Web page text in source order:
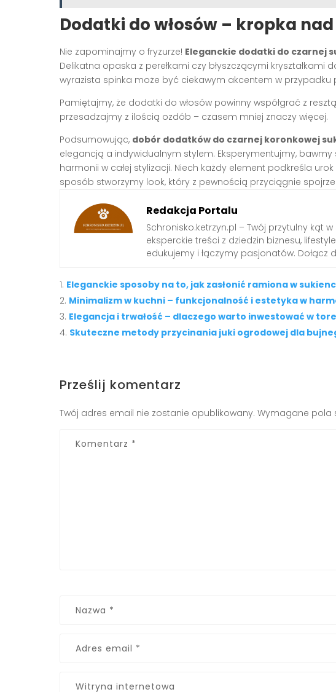
Dodatki do włosów – kropka nad
Nie zapominajmy o fryzurze! Eleganckie dodatki do czarnej
Delikatna opaska z perełkami czy błyszczącymi kryształkami
wyrazista spinka może być ciekawym akcentem w przypadku
Pamiętajmy, że dodatki do włosów powinny współgrać z
przesadzajmy z ilością ozdób – czasem mniej znaczy więcej.
Podsumowując, dobór dodatków do czarnej koronkowej
elegancją a indywidualnym stylem. Eksperymentujmy,
harmonii w całej stylizacji. Niech każdy element podkreśla
sposób stworzymy look, który z pewnością przyciągnie
Redakcja Portalu
Schronisko.ketrzyn.pl – Twój przytulny kąt
eksperckie treści z dziedzin biznesu,
edukujemy i łączymy pasjonatów. Dołącz
Eleganckie sposoby na to, jak zasłonić ramiona w
Minimalizm w kuchni – funkcjonalność i estetyka w
Elegancja i trwałość – dlaczego warto inwestować w
Skuteczne metody przycinania juki ogrodowej dla
Prześlij komentarz
Twój adres email nie zostanie opublikowany. Wymagane pola